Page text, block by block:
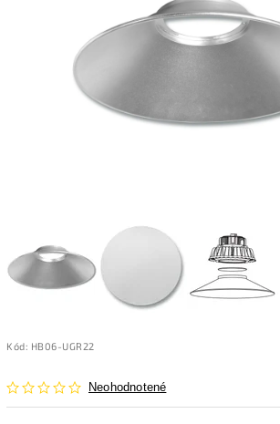
Kód: HB06-UGR22
Neohodnotené